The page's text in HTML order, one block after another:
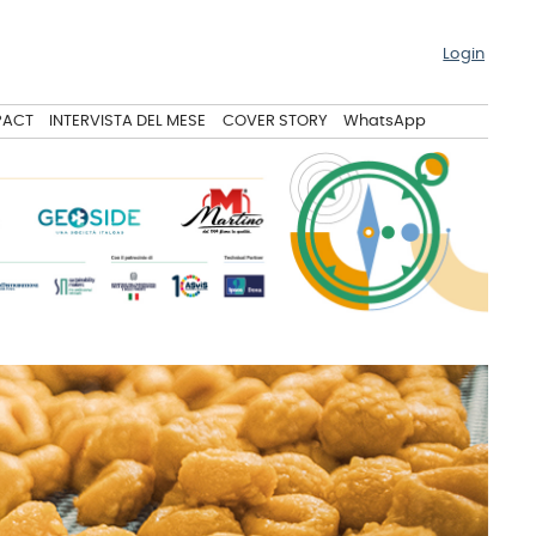
Login
INTERVISTA DEL MESE COVER STORY WhatsApp